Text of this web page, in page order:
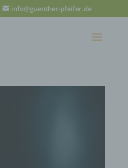
info@guenther-pfeifer.de